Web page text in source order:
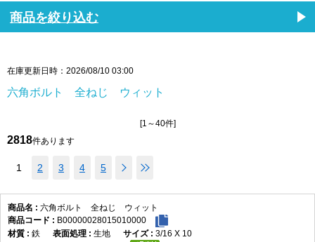
商品を絞り込む
在庫更新日時：2026/08/10 03:00
六角ボルト 全ねじ ウィット
[1～40件]
2818件あります
1 2 3 4 5
六角ボルト 全ねじ ウィット
B00000028015010000
鉄
生地
3/16 X 10